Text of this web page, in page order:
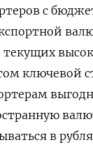
с
текущих
ключевой
в